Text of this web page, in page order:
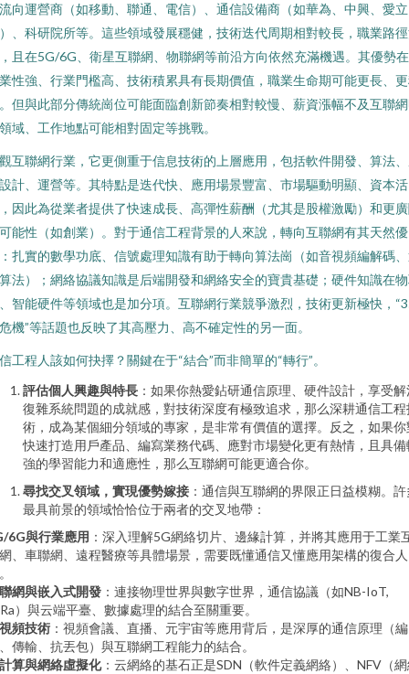
向運營商（如移動、聯通、電信）、通信設備商（如華為、中興、愛立
、科研院所等。這些領域發展穩健，技術迭代周期相對較長，職業路
且在5G/6G、衛星互聯網、物聯網等前沿方向依然充滿機遇。其優勢
性強、行業門檻高、技術積累具有長期價值，職業生命期可能更長、
但與此部分傳統崗位可能面臨創新節奏相對較慢、薪資漲幅不及互聯
域、工作地點可能相對固定等挑戰。
互聯網行業，它更側重于信息技術的上層應用，包括軟件開發、算法
計、運營等。其特點是迭代快、應用場景豐富、市場驅動明顯、資本活
因此為從業者提供了快速成長、高彈性薪酬（尤其是股權激勵）和更
能性（如創業）。對于通信工程背景的人來說，轉向互聯網有其天然優
扎實的數學功底、信號處理知識有助于轉向算法崗（如音視頻編解碼
法）；網絡協議知識是后端開發和網絡安全的寶貴基礎；硬件知識在
智能硬件等領域也是加分項。互聯網行業競爭激烈，技術更新極快，
機”等話題也反映了其高壓力、高不確定性的另一面。
工程人該如何抉擇？關鍵在于“結合”而非簡單的“轉行”。
評估個人興趣與特長 ：如果你熱愛鉆研通信原理、硬件設計，享受
復雜系統問題的成就感，對技術深度有極致追求，那么深耕通信工程
術，成為某個細分領域的專家，是非常有價值的選擇。反之，如果你
快速打造用戶產品、編寫業務代碼、應對市場變化更有熱情，且具備
強的學習能力和適應性，那么互聯網可能更適合你。
尋找交叉領域，實現優勢嫁接 ：通信與互聯網的界限正日益模糊。
最具前景的領域恰恰位于兩者的交叉地帶：
6G與行業應用 ：深入理解5G網絡切片、邊緣計算，并將其應用于工業
、車聯網、遠程醫療等具體場景，需要既懂通信又懂應用架構的復合人
網與嵌入式開發 ：連接物理世界與數字世界，通信協議（如NB-IoT,
）與云端平臺、數據處理的結合至關重要。
頻技術 ：視頻會議、直播、元宇宙等應用背后，是深厚的通信原理（編
傳輸、抗丟包）與互聯網工程能力的結合。
算與網絡虛擬化：云網絡的基石正是SDN（軟件定義網絡）、NFV（